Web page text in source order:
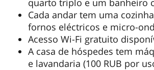
Cada andar tem uma
fornos eléctricos e micro-
Acesso Wi-Fi gratuito
A casa de hóspedes tem
e lavandaria (100 RUB por